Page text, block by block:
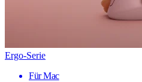
Ergo-Serie
Für Mac